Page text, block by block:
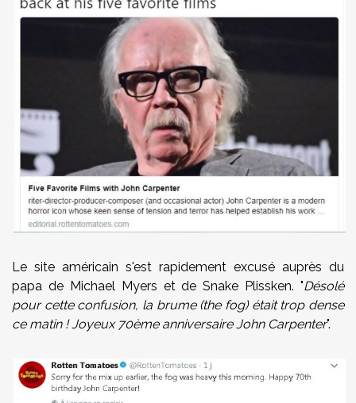
Le site américain s'est rapidement excusé auprès du
papa de Michael Myers et de Snake Plissken. "Désolé
pour cette confusion, la brume (the fog) était trop dense
ce matin ! Joyeux 70ème anniversaire John Carpenter".